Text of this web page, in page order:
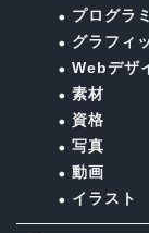
プログラ
グラフィ
Webデザ
素材
資格
写真
動画
イラスト